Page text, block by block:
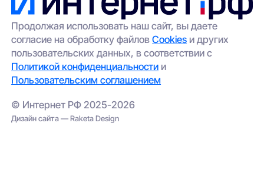
Продолжая использовать наш сайт, вы даете
согласие на обработку файловCookies и других
пользовательских данных, в соответствии с
Политикой конфиденциальности и
Пользовательским соглашением
© Интернет РФ 2025-2026
Дизайн сайта — Raketa Design